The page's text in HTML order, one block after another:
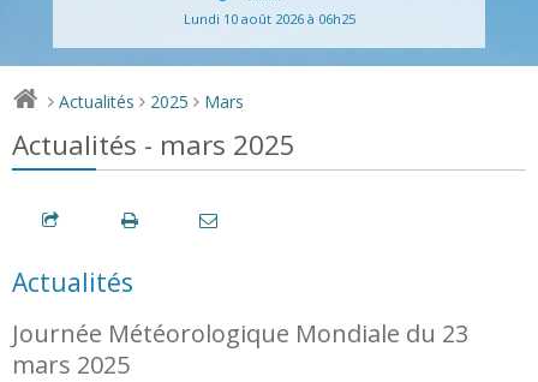
Lundi 10 août 2026 à 06h25
> Actualités > 2025 > Mars
Actualités - mars 2025
Actualités
Journée Météorologique Mondiale du 23
mars 2025